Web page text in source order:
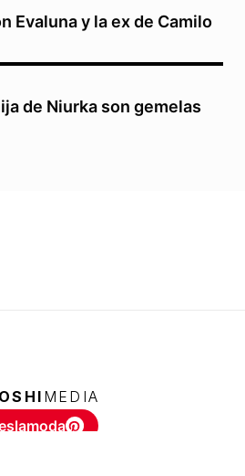
Evaluna y la ex de Camilo
de Niurka son gemelas
MEDIA